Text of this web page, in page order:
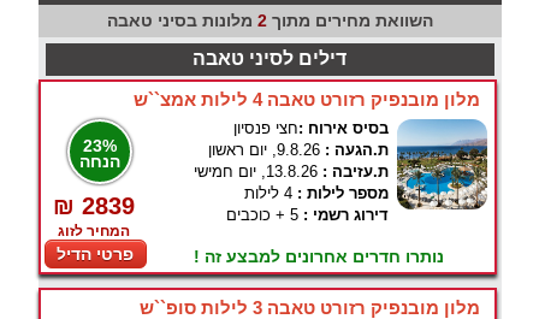
השוואת מחירים מתוך2 מלונות בסיני טאבה
דילים לסיני טאבה
מלון מובנפיק רזורט טאבה 4 לילות אמצ``ש
23%
הנחה
₪ 2839
המחיר לזוג
פרטי הדיל
בסיס אירוח :חצי פנסיון
ת.הגעה : 9.8.26, יום ראשון
ת.עזיבה : 13.8.26, יום חמישי
מספר לילות : 4 לילות
דירוג רשמי : 5 + כוכבים
נותרו חדרים אחרונים למבצע זה !
מלון מובנפיק רזורט טאבה 3 לילות סופ``ש